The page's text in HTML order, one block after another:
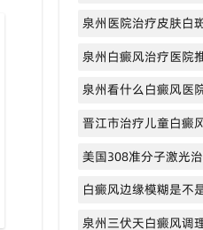
泉州医院治疗皮肤白
泉州白癜风治疗医院
泉州看什么白癜风医
晋江市治疗儿童白癜
美国308准分子激光
白癜风边缘模糊是不
泉州三伏天白癜风调